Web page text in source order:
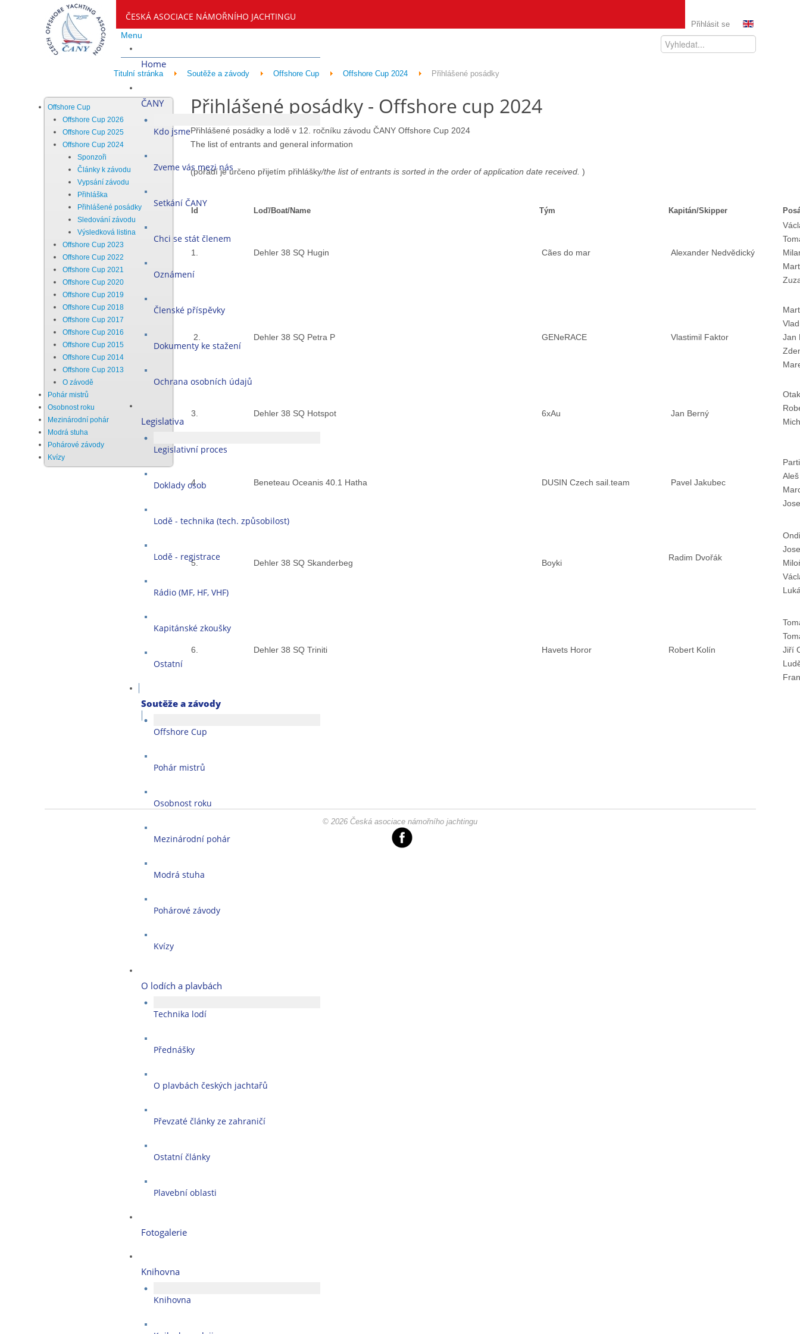
ČESKÁ ASOCIACE NÁMOŘNÍHO JACHTINGU
Přihlásit se
Menu
Home
ČANY
Kdo jsme
Zveme vás mezi nás
Setkání ČANY
Chci se stát členem
Oznámení
Členské příspěvky
Dokumenty ke stažení
Ochrana osobních údajů
Legislativa
Legislativní proces
Doklady osob
Lodě - technika (tech. způsobilost)
Lodě - registrace
Rádio (MF, HF, VHF)
Kapitánské zkoušky
Ostatní
Soutěže a závody
Offshore Cup
Pohár mistrů
Osobnost roku
Mezinárodní pohár
Modrá stuha
Pohárové závody
Kvízy
O lodích a plavbách
Technika lodí
Přednášky
O plavbách českých jachtařů
Převzaté články ze zahraničí
Ostatní články
Plavební oblasti
Fotogalerie
Knihovna
Knihovna
Titulní stránka Soutěže a závody Offshore Cup Offshore Cup 2024 Přihlášené posádky
Offshore Cup
Offshore Cup 2026
Offshore Cup 2025
Offshore Cup 2024
Sponzoři
Články k závodu
Vypsání závodu
Přihláška
Přihlášené posádky
Sledování závodu
Výsledková listina
Offshore Cup 2023
Offshore Cup 2022
Offshore Cup 2021
Offshore Cup 2020
Offshore Cup 2019
Offshore Cup 2018
Offshore Cup 2017
Offshore Cup 2016
Offshore Cup 2015
Offshore Cup 2014
Offshore Cup 2013
O závodě
Pohár mistrů
Osobnost roku
Mezinárodní pohár
Modrá stuha
Pohárové závody
Kvízy
Přihlášené posádky - Offshore cup 2024
Přihlášené posádky a lodě v 12. ročníku závodu ČANY Offshore Cup 2024
The list of entrants and general information
(pořadí je určeno přijetím přihlášky/the list of entrants is sorted in the order of application date received. )
Id Loď/Boat/Name Tým Kapitán/Skipper
1. Dehler 38 SQ Hugin Cães do mar Alexander Nedvědický
2. Dehler 38 SQ Petra P GENeRACE Vlastimil Faktor
Jan
3. Dehler 38 SQ Hotspot 6xAu Jan Berný
4. Beneteau Oceanis 40.1 Hatha DUSIN Czech sail.team Pavel Jakubec
5. Dehler 38 SQ Skanderbeg Boyki
Radim Dvořák
6. Dehler 38 SQ Triniti Havets Horor Robert Kolín
Jiří
© 2026 Česká asociace námořního jachtingu